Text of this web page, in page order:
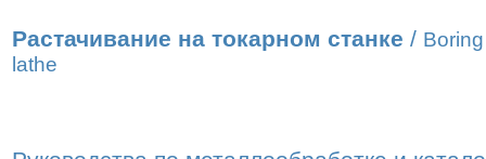
Растачивание на токарном станке /
lathe